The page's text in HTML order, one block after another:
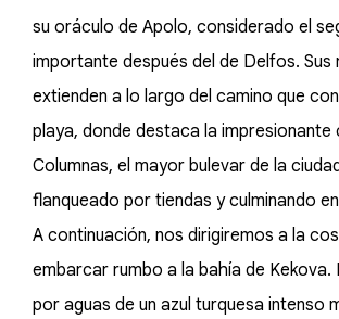
su oráculo de Apolo, considerado el
importante después del de Delfos. Sus
extienden a lo largo del camino que
playa, donde destaca la impresionante
Columnas, el mayor bulevar de la
flanqueado por tiendas y culminando
A continuación, nos dirigiremos a la
embarcar rumbo a la bahía de Kekova.
por aguas de un azul turquesa intenso